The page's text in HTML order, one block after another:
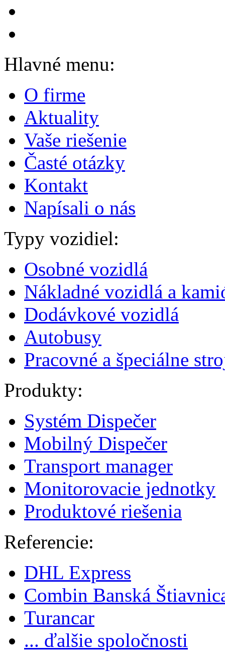
Hlavné menu:
O firme
Aktuality
Vaše riešenie
Časté otázky
Kontakt
Napísali o nás
Typy vozidiel:
Osobné vozidlá
Nákladné vozidlá a
Dodávkové vozidlá
Autobusy
Pracovné a špeciálne
Produkty:
Systém Dispečer
Mobilný Dispečer
Transport manager
Monitorovacie jednotky
Produktové riešenia
Referencie:
DHL Express
Combin Banská
Turancar
... ďalšie spoločnosti